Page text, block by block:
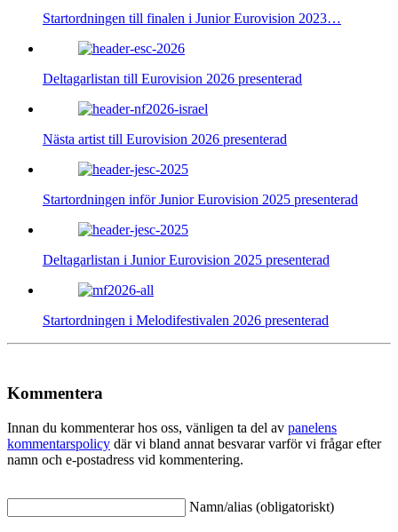
Startordningen till finalen i Junior Eurovision 2023…
Deltagarlistan till Eurovision 2026 presenterad
Nästa artist till Eurovision 2026 presenterad
Startordningen inför Junior Eurovision 2025 presenterad
Deltagarlistan i Junior Eurovision 2025 presenterad
Startordningen i Melodifestivalen 2026 presenterad
Kommentera
Innan du kommenterar hos oss, vänligen ta del av panelens
kommentarspolicy där vi bland annat besvarar varför vi frågar efter
namn och e-postadress vid kommentering.
Namn/alias (obligatoriskt)